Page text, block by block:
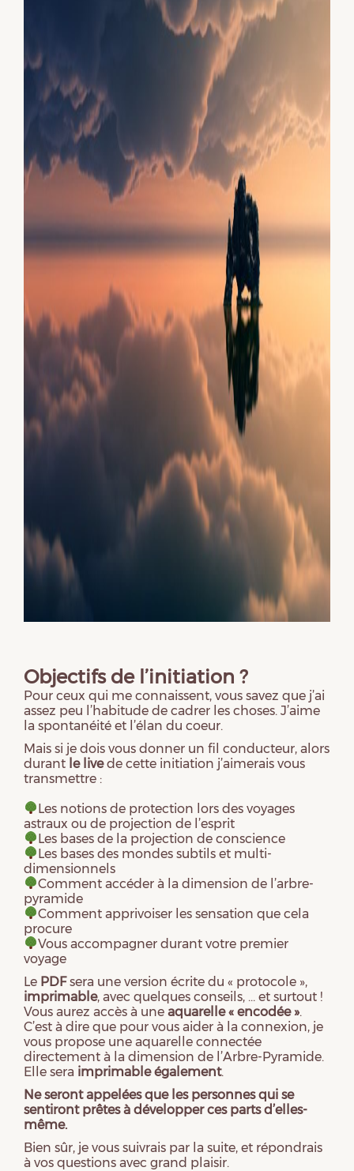
Objectifs de l’initiation ?
Pour ceux qui me connaissent, vous savez que j’ai
assez peu l’habitude de cadrer les choses. J’aime
la spontanéité et l’élan du coeur.
Mais si je dois vous donner un fil conducteur, alors
durant le livede cette initiation j’aimerais vous
transmettre :
Les notions de protection lors des voyages
astraux ou de projection de l’esprit
Les bases de la projection de conscience
Les bases des mondes subtils et multi-
dimensionnels
Comment accéder à la dimension de l’arbre-
pyramide
Comment apprivoiser les sensation que cela
procure
Vous accompagner durant votre premier
voyage
Le PDFsera une version écrite du « protocole »,
imprimable, avec quelques conseils, … et surtout !
Vous aurez accès à une aquarelle « encodée ».
C’est à dire que pour vous aider à la connexion, je
vous propose une aquarelle connectée
directement à la dimension de l’Arbre-Pyramide.
Elle sera imprimable également.
Ne seront appelées que les personnes qui se
sentiront prêtes à développer ces parts d’elles-
même.
Bien sûr, je vous suivrais par la suite, et répondrais
à vos questions avec grand plaisir.